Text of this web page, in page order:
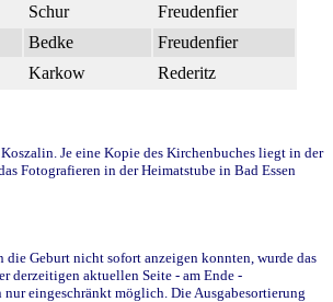
Schur
Freudenfier
Bedke
Freudenfier
Karkow Rederitz
Je eine Kopie des Kirchenbuches liegt in der
Fotografieren in der Heimatstube in Bad Essen
Geburt nicht sofort anzeigen konnten, wurde das
derzeitigen aktuellen Seite - am Ende -
eingeschränkt möglich. Die Ausgabesortierung